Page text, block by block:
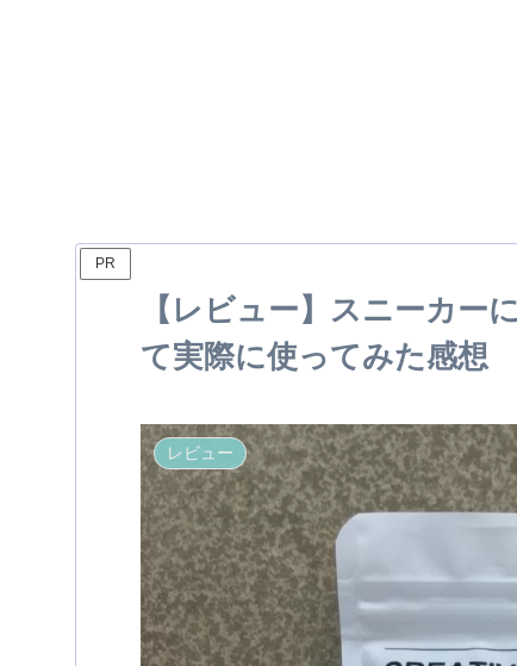
PR
【レビュー】スニーカー
て実際に使ってみた感想
レビュー